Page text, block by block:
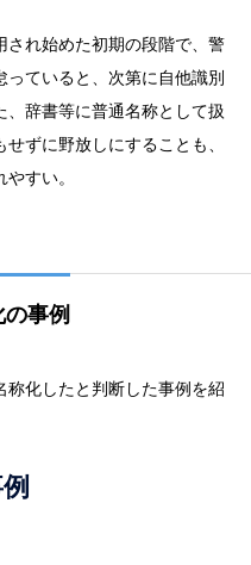
され始めた初期の段階で、警
ていると、次第に自他識別
、辞書等に普通名称として扱
ずに野放しにすることも、
すい。
事例
化したと判断した事例を紹